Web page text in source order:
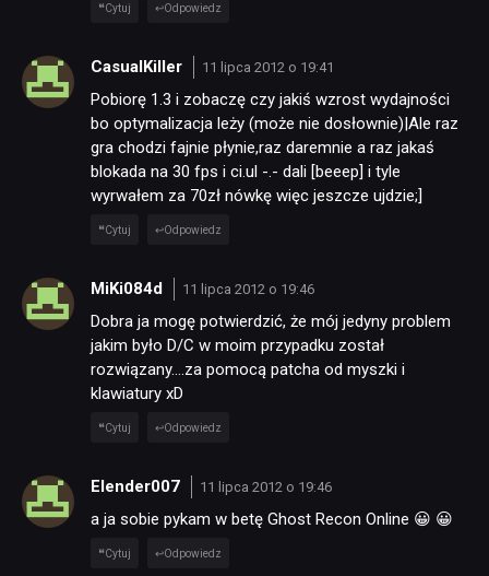
Cytuj Odpowiedz
CasualKiller 11 lipca 2012 o 19:41
Pobiorę 1.3 i zobaczę czy jakiś wzrost wydajności
bo optymalizacja leży (może nie dosłownie)|Ale raz
gra chodzi fajnie płynie,raz daremnie a raz jakaś
blokada na 30 fps i ci.ul -.- dali [beeep] i tyle
wyrwałem za 70zł nówkę więc jeszcze ujdzie;]
Cytuj Odpowiedz
MiKi084d 11 lipca 2012 o 19:46
Dobra ja mogę potwierdzić, że mój jedyny problem
jakim było D/C w moim przypadku został
rozwiązany….za pomocą patcha od myszki i
klawiatury xD
Cytuj Odpowiedz
Elender007 11 lipca 2012 o 19:46
a ja sobie pykam w betę Ghost Recon Online 😀 😀
Cytuj Odpowiedz